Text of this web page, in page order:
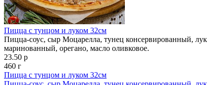
Пицца с тунцом и луком 32см
Пицца-соус, сыр Моцарелла, тунец консервированный, лук
маринованный, орегано, масло оливковое.
23.50 р
460 г
Пицца с тунцом и луком 32см